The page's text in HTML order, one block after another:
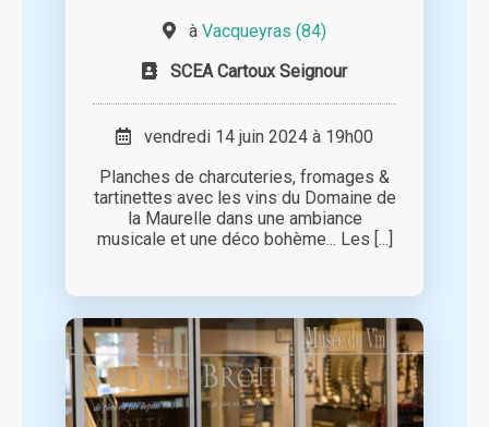
à Vacqueyras (84)
SCEA Cartoux Seignour
vendredi 14 juin 2024 à 19h00
Planches de charcuteries, fromages &
tartinettes avec les vins du Domaine de
la Maurelle dans une ambiance
musicale et une déco bohème... Les [...]